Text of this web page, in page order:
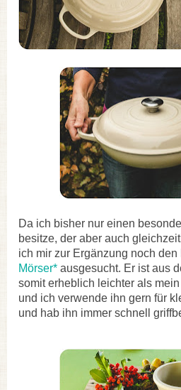
Da ich bisher nur einen
besitze, der aber auch
ich mir zur Ergänzung noch den
Mörser* ausgesucht. Er ist aus
somit erheblich leichter als
und ich verwende ihn gern für
und hab ihn immer schnell